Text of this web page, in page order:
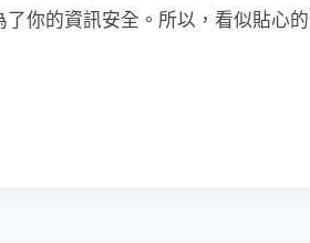
了你的資訊安全。所以，看似貼心